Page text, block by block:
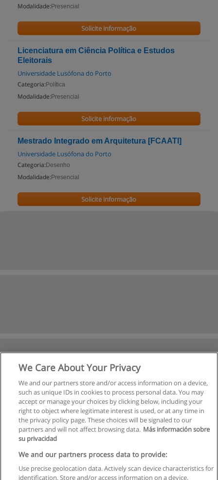
Modalidade: Presencial
Solicite informação
Licenciatura em Ciência Política e Estudos
Eleitorais
Universidade Lusófona do Porto
Categoria: Política
Modalidade: Presencial
Solicite informação
Mestrado Integrado em Arquitetura [FCAATI]
Universidade Lusófona do Porto
Categoria: Desenho
Modalidade: Presencial
Solicite informação
Anterior
Próxima
de
We Care About Your Privacy
We and our partners store and/or access information on a device,
such as unique IDs in cookies to process personal data. You may
accept or manage your choices by clicking below, including your
right to object where legitimate interest is used, or at any time in
the privacy policy page. These choices will be signaled to our
partners and will not affect browsing data. Más información sobre
su privacidad
We and our partners process data to provide:
Use precise geolocation data. Actively scan device characteristics for
identification. Store and/or access information on a device.